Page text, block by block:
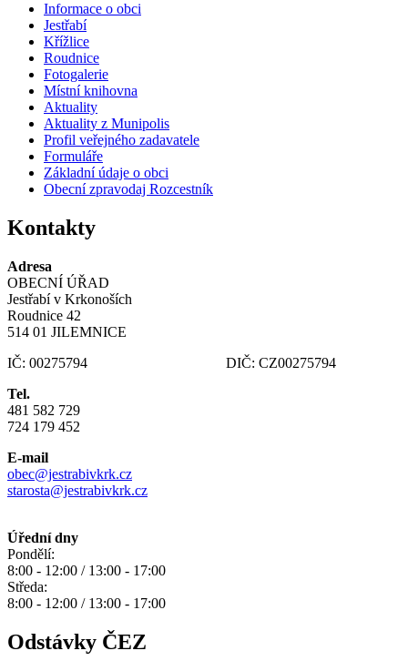
Informace o obci
Jestřabí
Křížlice
Roudnice
Fotogalerie
Místní knihovna
Aktuality
Aktuality z Munipolis
Profil veřejného zadavatele
Formuláře
Základní údaje o obci
Obecní zpravodaj Rozcestník
Kontakty
Adresa
OBECNÍ ÚŘAD
Jestřabí v Krkonoších
Roudnice 42
514 01 JILEMNICE
IČ: 00275794 DIČ: CZ00275794
Tel.
481 582 729
724 179 452
E-mail
obec@jestrabivkrk.cz
starosta@jestrabivkrk.cz
Úřední dny
Pondělí:
8:00 - 12:00 / 13:00 - 17:00
Středa:
8:00 - 12:00 / 13:00 - 17:00
Odstávky ČEZ